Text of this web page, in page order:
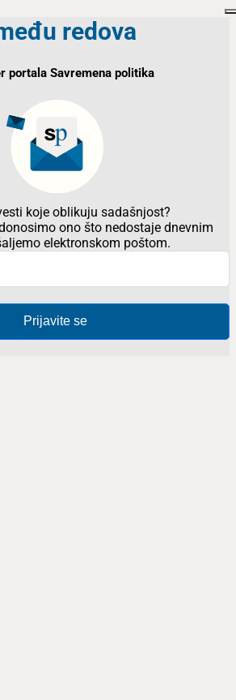
redova
portala Savremena politika
koje oblikuju sadašnjost?
ono što nedostaje dnevnim
elektronskom poštom.
Prijavite se